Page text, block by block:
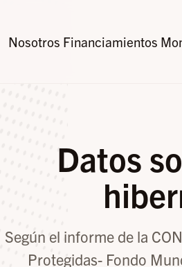
Nosotros Financiamientos
Datos
Según el informe de la
Protegidas- Fondo